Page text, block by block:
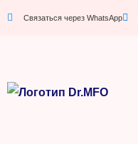
Связаться через WhatsApp